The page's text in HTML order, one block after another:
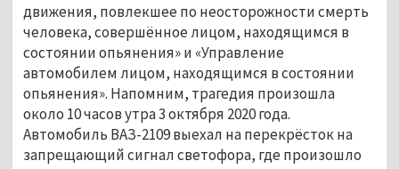
движения, повлекшее по неосторожности смерть
человека, совершённое лицом, находящимся в
состоянии опьянения» и «Управление
автомобилем лицом, находящимся в состоянии
опьянения». Напомним, трагедия произошла
около 10 часов утра 3 октября 2020 года.
Автомобиль ВАЗ-2109 выехал на перекрёсток на
запрещающий сигнал светофора, где произошло